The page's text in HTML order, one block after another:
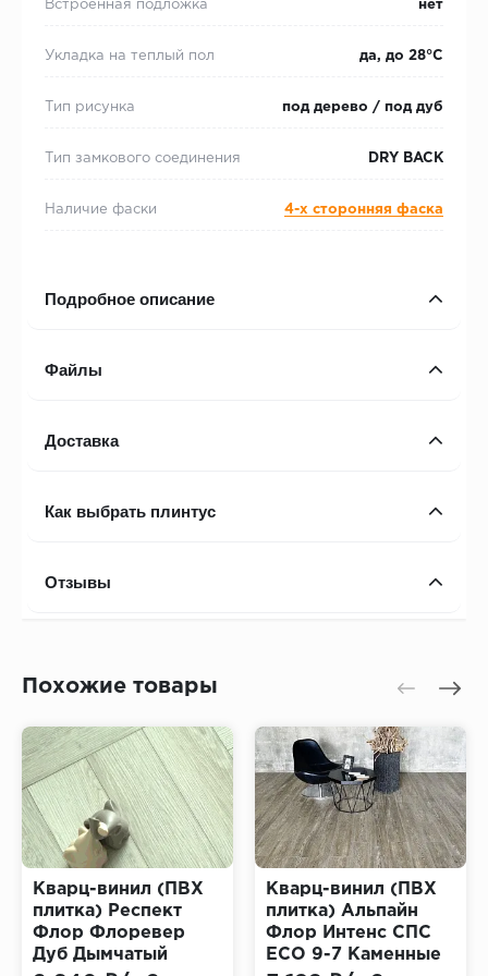
Встроенная подложка нет
Укладка на теплый пол да, до 28°С
Тип рисунка под дерево / под дуб
Тип замкового соединения DRY BACK
Наличие фаски 4-х сторонняя фаска
Подробное описание
Файлы
Доставка
Как выбрать плинтус
Отзывы
Похожие товары
Кварц-винил (ПВХ
плитка) Респект
Флор Флоревер
Дуб Дымчатый
Кварц-винил (ПВХ
плитка) Альпайн
Флор Интенс СПС
ЕСО 9-7 Каменные